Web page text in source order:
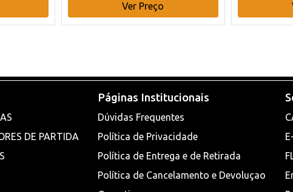
Ver Preço
DE PARTIDA
Páginas Institucionais
Dúvidas Frequentes
Política de Privacidade
Política de Entrega e de Retirada
Política de Cancelamento e Devoluçao